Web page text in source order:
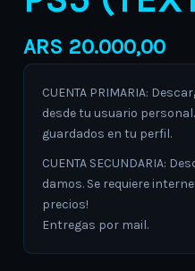
ARS 20.000,00
CUENTA PRIMARIA:
desde tu usuario
guardados en tu perfil.
CUENTA SECUNDARIA:
damos. Se requiere
precios!
Entregas por mail.
en
cantidad